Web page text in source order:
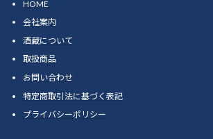
HOME
会社案内
酒蔵について
取扱商品
お問い合わせ
特定商取引法に基づく表記
プライバシーポリシー